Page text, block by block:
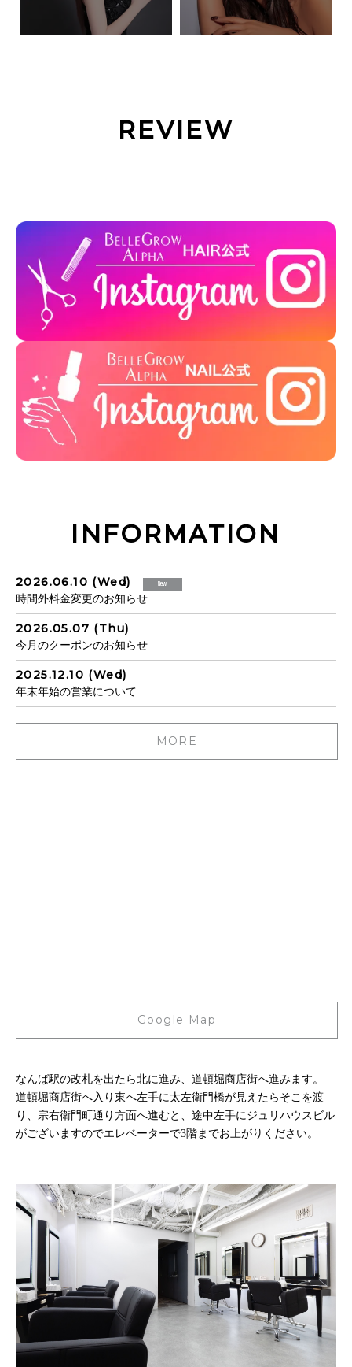
REVIEW
INSTAGRAM
INSTAGRAM
INFORMATION
2026.06.10 (Wed)
New
時間外料金変更のお知らせ
2026.05.07 (Thu)
今月のクーポンのお知らせ
2025.12.10 (Wed)
年末年始の営業について
MORE
Google Map
なんば駅の改札を出たら北に進み、道頓堀商店街へ進みます。
道頓堀商店街へ入り東へ左手に太左衛門橋が見えたらそこを渡
り、宗右衛門町通り方面へ進むと、途中左手にジュリハウスビル
がございますのでエレベーターで3階までお上がりください。